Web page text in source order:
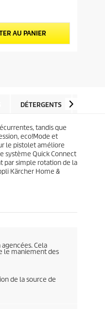
AU PANIER
DÉTERGENTS
tandis que
eco!Mode et
le pistolet améliore
système Quick Connect
par simple rotation de la
Kärcher Home &
Cela
le maniement des
de la source de